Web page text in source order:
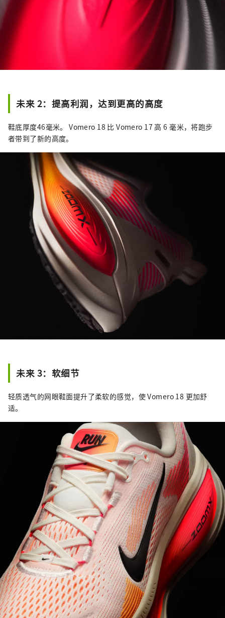
未来 2：提高利润，达到更高的高度
鞋底厚度46毫米。 Vomero 18 比 Vomero 17 高 6 毫米，将跑步
者带到了新的高度。
未来 3：软细节
轻质透气的网眼鞋面提升了柔软的感觉，使 Vomero 18 更加舒
适。